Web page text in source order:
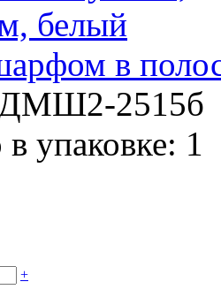
в
2515б
упаковке: 1
+